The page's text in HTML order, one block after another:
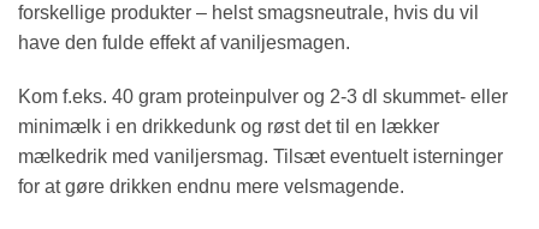
forskellige produkter – helst smagsneutrale, hvis du vil
have den fulde effekt af vaniljesmagen.
Kom f.eks. 40 gram proteinpulver og 2-3 dl skummet- eller
minimælk i en drikkedunk og røst det til en lækker
mælkedrik med vaniljersmag. Tilsæt eventuelt isterninger
for at gøre drikken endnu mere velsmagende.